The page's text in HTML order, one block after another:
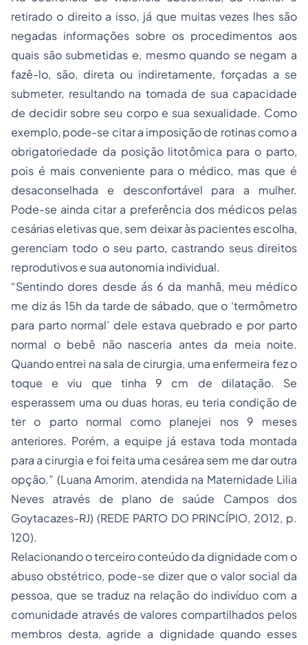
retirado o direito a isso, já que muitas vezes lhes são
negadas informações sobre os procedimentos aos
quais são submetidas e, mesmo quando se negam a
fazê-lo, são, direta ou indiretamente, forçadas a se
submeter, resultando na tomada de sua capacidade
de decidir sobre seu corpo e sua sexualidade. Como
exemplo, pode-se citar a imposição de rotinas como a
obrigatoriedade da posição litotômica para o parto,
pois é mais conveniente para o médico, mas que é
desaconselhada e desconfortável para a mulher.
Pode-se ainda citar a preferência dos médicos pelas
cesárias eletivas que, sem deixar às pacientes escolha,
gerenciam todo o seu parto, castrando seus direitos
reprodutivos e sua autonomia individual.
“Sentindo dores desde ás 6 da manhã, meu médico
me diz ás 15h da tarde de sábado, que o ‘termômetro
para parto normal’ dele estava quebrado e por parto
normal o bebê não nasceria antes da meia noite.
Quando entrei na sala de cirurgia, uma enfermeira fez o
toque e viu que tinha 9 cm de dilatação. Se
esperassem uma ou duas horas, eu teria condição de
ter o parto normal como planejei nos 9 meses
anteriores. Porém, a equipe já estava toda montada
para a cirurgia e foi feita uma cesárea sem me dar outra
opção.” (Luana Amorim, atendida na Maternidade Lilia
Neves através de plano de saúde Campos dos
Goytacazes-RJ) (REDE PARTO DO PRINCÍPIO, 2012, p.
120).
Relacionando o terceiro conteúdo da dignidade com o
abuso obstétrico, pode-se dizer que o valor social da
pessoa, que se traduz na relação do indivíduo com a
comunidade através de valores compartilhados pelos
membros desta, agride a dignidade quando esses